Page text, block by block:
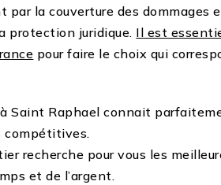
par la couverture des dommages
protection juridique. Il est
pour faire le choix qui
à Saint Raphael connait
compétitives.
recherche pour vous les
et de l’argent.